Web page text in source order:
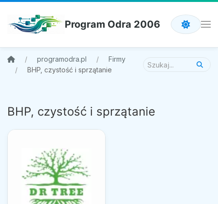
Program Odra 2006
programodra.pl
Firmy
BHP, czystość i sprzątanie
BHP, czystość i sprzątanie